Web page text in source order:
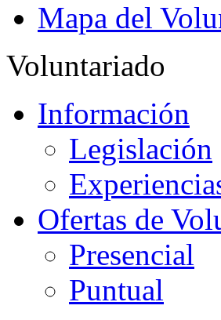
Mapa del
Voluntariado
Información
Legislación
Ofertas de
Presencial
Puntual